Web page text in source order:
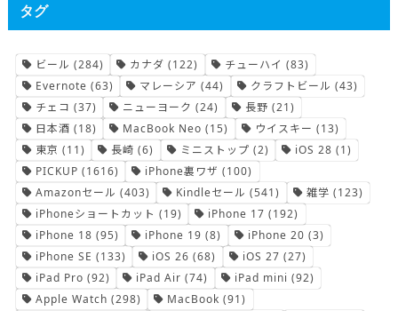
タグ
ビール (284) カナダ (122) チューハイ (83)
Evernote (63) マレーシア (44) クラフトビール (43)
チェコ (37) ニューヨーク (24) 長野 (21)
日本酒 (18) MacBook Neo (15) ウイスキー (13)
東京 (11) 長崎 (6) ミニストップ (2) iOS 28 (1)
PICKUP (1616) iPhone裏ワザ (100)
Amazonセール (403) Kindleセール (541) 雑学 (123)
iPhoneショートカット (19) iPhone 17 (192)
iPhone 18 (95) iPhone 19 (8) iPhone 20 (3)
iPhone SE (133) iOS 26 (68) iOS 27 (27)
iPad Pro (92) iPad Air (74) iPad mini (92)
Apple Watch (298) MacBook (91)